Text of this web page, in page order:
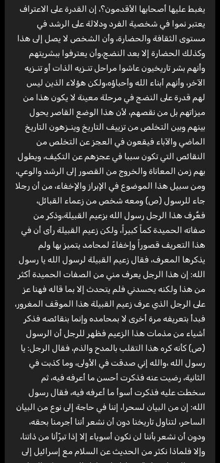
يغبط عليها أصحابها الأقدمون؟، إن القدرة على الاعتراف
يعتبر نموا في شخصية الفرد ودلالة على الرشد في
مستوى الثقافة والحضارة، وأن الشخص لا يصل إلى هذا
وكذلك الحضارة إلا بعد النضج،وأن يعترفوا ببشريتهم
وأنهم بشر تاريخيون عاشوا مراحل تنـزيه الذات أو تنـزيه
الآخر، وأنهم أبناء الله وأحباؤه،ولكن هؤلاء الذين ليس
لهم قدرة على النضج في مرحلة معينة لا يكون هذا من
ميزاتهم بل من نقصهم، لأن هذا الوضع القاصر يحول
بينهم وبين التخلص من تزييف التاريخ وينـزهون التاريخ
الماضي والآباء فيقعون في العجز عن التخلص من
النقائص التي تكون سببا في عجزهم عن التكيف، ويطول
بهم زمن المعاناة والخروج من القصور إلى الرشد والوعي،
ومن سبيل هذا الموضوع في الإبراز والإخفاء، من أن رجلا
جاء للرسول (ص) ومعه شخص من زعماء القبائل،
فعَّرف هذا الرجل رسول الله بزعيم القبيلة،وذكر من
صفاته الحميدة كماً كبيراً، ولكن زعيم القبيلة رأى أن في
هذا التعريف قصوراً وإخفاءً لمحامد يتميز بها ولم
يذكرها المعرف، فقال زعيم القبيلة لرسول الله يا رسول
الله: إن هذا الرجل يعرف مني من الصفات الحميدة أكثر
من هذا ولكنه يحسدني فلم يتحدث إلا بما قاله فهنا عز
على الرجل الذي عرف زعيم القبيلة هذا الموقف المغرور،
فبدأ بتعريفه مرة أخرى لا بمحامده وإنما بنقائصه فذكر
أشياء من مذمات هذا الزعيم فظهر للرجل أن الرسول
(ص) كأنه كره هذا التقلب بالمدح والذم، فقال الرجل: يا
رسول الله ،والله إني صدقت في الأولى، وما كذبت في
الثانية، رضيت عنه فذكرت أحسن ما أعرفه فيه، ثم
سخطت عليه فذكرت أسوأ ما أعرفه فيه، فقال رسول
الله: إن من البيان لسحرا، إننا في حاجة إلى نوع من البيان
الساحر، لتناول تاريخنا دون أن نشعر أننا أجرمنا بحقه،
ودون أن نشعر بأننا لن نكون أسوياء إلا إذا تبرّأنا من ذاتنا،
وإلا فلماذا نكثر من الحديث عن السلام مع إسرائيل إلى